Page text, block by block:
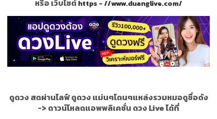
หรือ เว็บไซต์https - //www.duanglive.com/
ดูดวง สดผ่านไลฟ์ ดูดวง แม่นๆโดนๆแหล่งรวมหมอดูชื่อดัง
-> ดาวน์โหลดแอพพลิเคชั่น ดวง Live ได้ที่